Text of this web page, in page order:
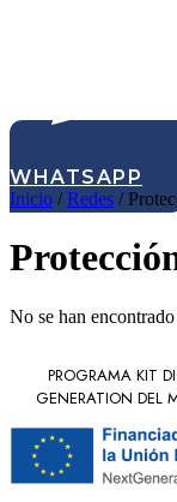
WHATSAPP
Inicio /Redes /
No se han
PROGRAMA KIT
GENERATION DEL